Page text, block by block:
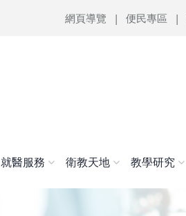
網頁導覽 便民專區
就醫服務 衛教天地 教學研究